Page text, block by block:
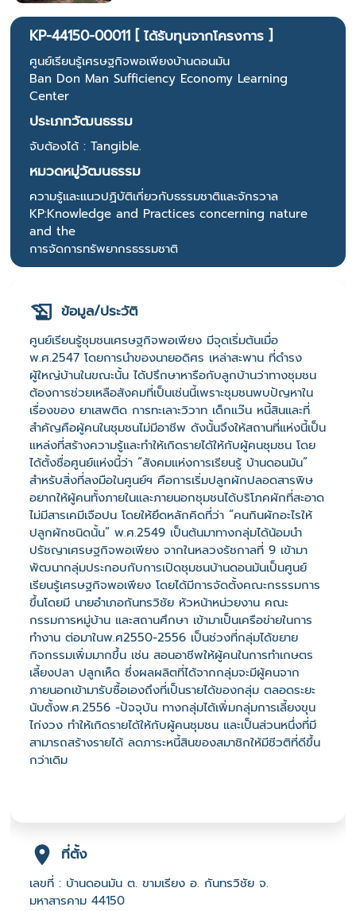
KP-44150-00011 [ ได้รับทุนจากโครงการ ]
ศูนย์เรียนรู้เศรษฐกิจพอเพียงบ้านดอนมัน
Ban Don Man Sufficiency Economy Learning
Center
ประเภทวัฒนธรรม
จับต้องได้ : Tangible.
หมวดหมู่วัฒนธรรม
ความรู้และแนวปฏิบัติเกี่ยวกับธรรมชาติและจักรวาล
KP:Knowledge and Practices concerning nature
and the
การจัดการทรัพยากรธรรมชาติ
ข้อมูล/ประวัติ
ศูนย์เรียนรู้ชุมชนเศรษฐกิจพอเพียง มีจุดเริ่มต้นเมื่อ
พ.ศ.2547 โดยการนำของนายอดิศร เหล่าสะพาน ที่ดำรง
ผู้ใหญ่บ้านในขณะนั้น ได้ปรึกษาหารือกับลูกบ้านว่าทางชุมชน
ต้องการช่วยเหลือสังคมที่เป็นเช่นนี้เพราะชุมชนพบปัญหาใน
เรื่องของ ยาเสพติด การทะเลาะวิวาท เด็กแว๊น หนี้สินและที่
สำคัญคือผู้คนในชุมชนไม่มีอาชีพ ดังนั้นจึงให้สถานที่แห่งนี้เป็น
แหล่งที่สร้างความรู้และทำให้เกิดรายได้ให้กับผู้คนชุมชน โดย
ได้ตั้งชื่อศูนย์แห่งนี้ว่า “สังคมแห่งการเรียนรู้ บ้านดอนมัน”
สำหรับสิ่งที่ลงมือในศูนย์ฯ คือการเริ่มปลูกผักปลอดสารพิษ
อยากให้ผู้คนทั้งภายในและภายนอกชุมชนได้บริโภคผักที่สะอาด
ไม่มีสารเคมีเจือปน โดยให้ยึดหลักคิดที่ว่า “คนกินผักอะไรให้
ปลูกผักชนิดนั้น” พ.ศ.2549 เป็นต้นมาทางกลุ่มได้น้อมนำ
ปรัชญาเศรษฐกิจพอเพียง จากในหลวงรัชกาลที่ 9 เข้ามา
พัฒนากลุ่มประกอบกับการเปิดชุมชนบ้านดอนมันเป็นศูนย์
เรียนรู้เศรษฐกิจพอเพียง โดยได้มีการจัดตั้งคณะกรรรมการ
ขึ้นโดยมี นายอำเภอกันทรวิชัย หัวหน้าหน่วยงาน คณะ
กรรมการหมู่บ้าน และสถานศึกษา เข้ามาเป็นเครือข่ายในการ
ทำงาน ต่อมาในพ.ศ2550-2556 เป็นช่วงที่กลุ่มได้ขยาย
กิจกรรมเพิ่มมากขึ้น เช่น สอนอาชีพให้ผู้คนในการทำเกษตร
เลี้ยงปลา ปลูกเห็ด ซึ่งผลผลิตที่ได้จากกลุ่มจะมีผู้คนจาก
ภายนอกเข้ามารับซื้อเองถึงที่เป็นรายได้ของกลุ่ม ตลอดระยะ
นับตั้งพ.ศ.2556 -ปัจจุบัน ทางกลุ่มได้เพิ่มกลุ่มการเลี้ยงขุน
ไก่งวง ทำให้เกิดรายได้ให้กับผู้คนชุมชน และเป็นส่วนหนึ่งที่มี
สามารถสร้างรายได้ ลดภาระหนี้สินของสมาชิกให้มีชีวติที่ดีขึ้น
กว่าเดิม
ที่ตั้ง
เลขที่ : บ้านดอนมัน ต. ขามเรียง อ. กันทรวิชัย จ.
มหาสารคาม 44150